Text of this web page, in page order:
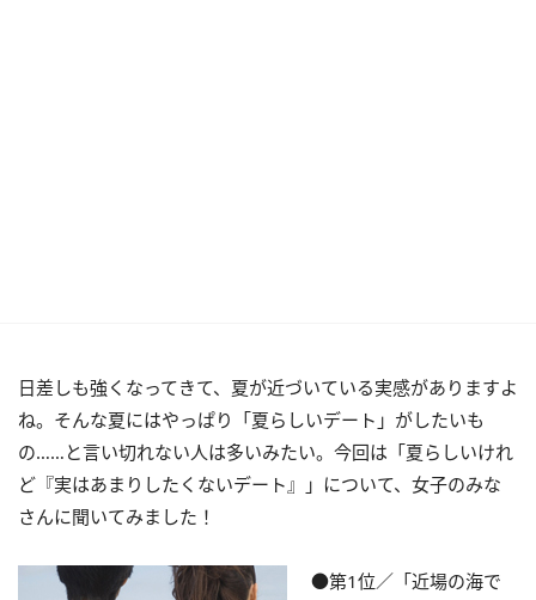
日差しも強くなってきて、夏が近づいている実感がありますよ
ね。そんな夏にはやっぱり「夏らしいデート」がしたいも
の……と言い切れない人は多いみたい。今回は「夏らしいけれ
ど『実はあまりしたくないデート』」について、女子のみな
さんに聞いてみました！
●第1位／「近場の海で